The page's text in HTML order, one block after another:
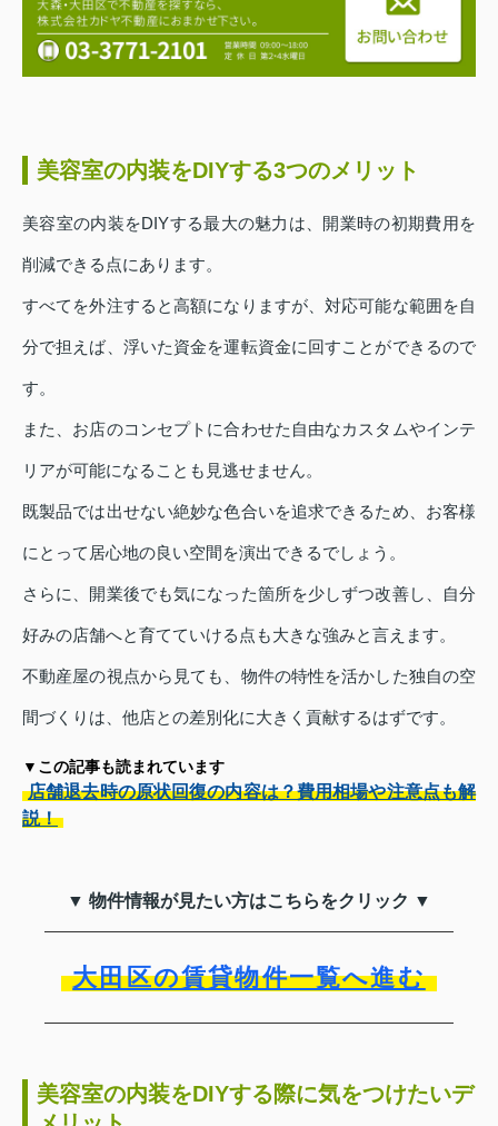
美容室の内装をDIYする3つのメリット
美容室の内装をDIYする最大の魅力は、開業時の初期費用を
削減できる点にあります。
すべてを外注すると高額になりますが、対応可能な範囲を自
分で担えば、浮いた資金を運転資金に回すことができるので
す。
また、お店のコンセプトに合わせた自由なカスタムやインテ
リアが可能になることも見逃せません。
既製品では出せない絶妙な色合いを追求できるため、お客様
にとって居心地の良い空間を演出できるでしょう。
さらに、開業後でも気になった箇所を少しずつ改善し、自分
好みの店舗へと育てていける点も大きな強みと言えます。
不動産屋の視点から見ても、物件の特性を活かした独自の空
間づくりは、他店との差別化に大きく貢献するはずです。
▼この記事も読まれています
店舗退去時の原状回復の内容は？費用相場や注意点も解
説！
▼ 物件情報が見たい方はこちらをクリック ▼
大田区の賃貸物件一覧へ進む
美容室の内装をDIYする際に気をつけたいデ